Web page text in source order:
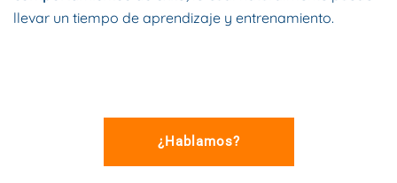
llevar un tiempo de aprendizaje y entrenamiento.
¿Hablamos?